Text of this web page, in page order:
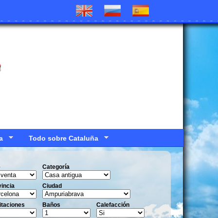
Todo sobre Cataluña
Categoría
Ciudad
Baños Calefacción